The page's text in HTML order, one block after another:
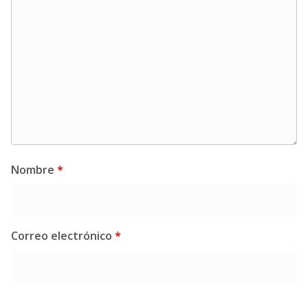
Nombre *
Correo electrónico *